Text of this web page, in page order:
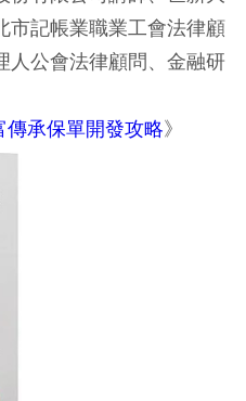
市記帳業職業工會法律顧
人公會法律顧問、金融研
傳承保單開發攻略》